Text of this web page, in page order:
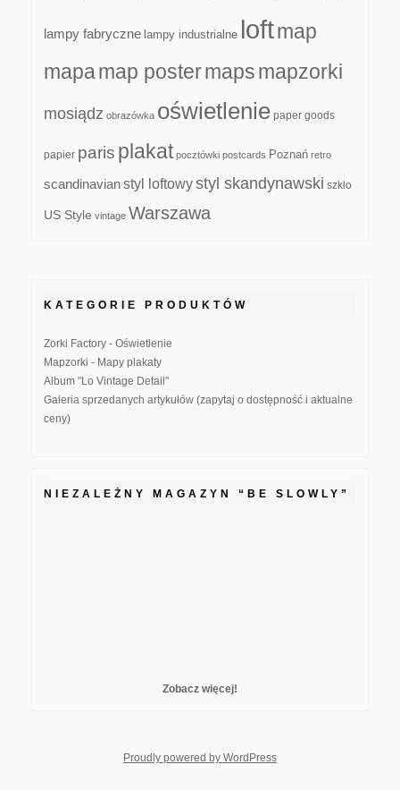
lampy fabryczne lampy industrialne loftmap
mapamap postermapsmapzorki
mosiądz obrazówka oświetlenie paper goods
papier paris plakat pocztówki postcards Poznań retro
scandinavianstyl loftowystyl skandynawski szkło
US Style vintage Warszawa
KATEGORIE PRODUKTÓW
Zorki Factory - Oświetlenie
Mapzorki - Mapy plakaty
Album "Lo Vintage Detail"
Galeria sprzedanych artykułów (zapytaj o dostępność i aktualne
ceny)
NIEZALEŻNY MAGAZYN “BE SLOWLY”
Zobacz więcej!
Proudly powered by WordPresswhois: Nuno Sarmento